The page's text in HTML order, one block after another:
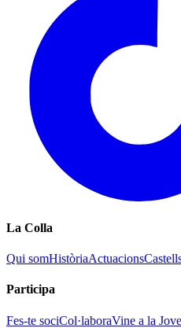
La Colla
Qui somHistòriaActuacions
Participa
Fes-te sociCol·laboraVine a la